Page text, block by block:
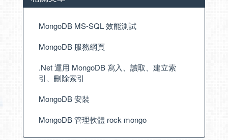
MongoDB MS-SQL 效能測試
MongoDB 服務網頁
.Net 運用 MongoDB 寫入、讀取、建立索
引、刪除索引
MongoDB 安裝
MongoDB 管理軟體 rock mongo